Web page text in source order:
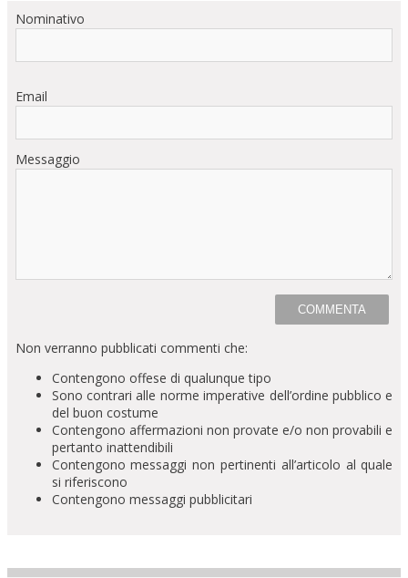
Nominativo
Email
Messaggio
Non verranno pubblicati commenti che:
Contengono offese di qualunque tipo
Sono contrari alle norme imperative dell’ordine pubblico e
del buon costume
Contengono affermazioni non provate e/o non provabili e
pertanto inattendibili
Contengono messaggi non pertinenti all’articolo al quale
si riferiscono
Contengono messaggi pubblicitari